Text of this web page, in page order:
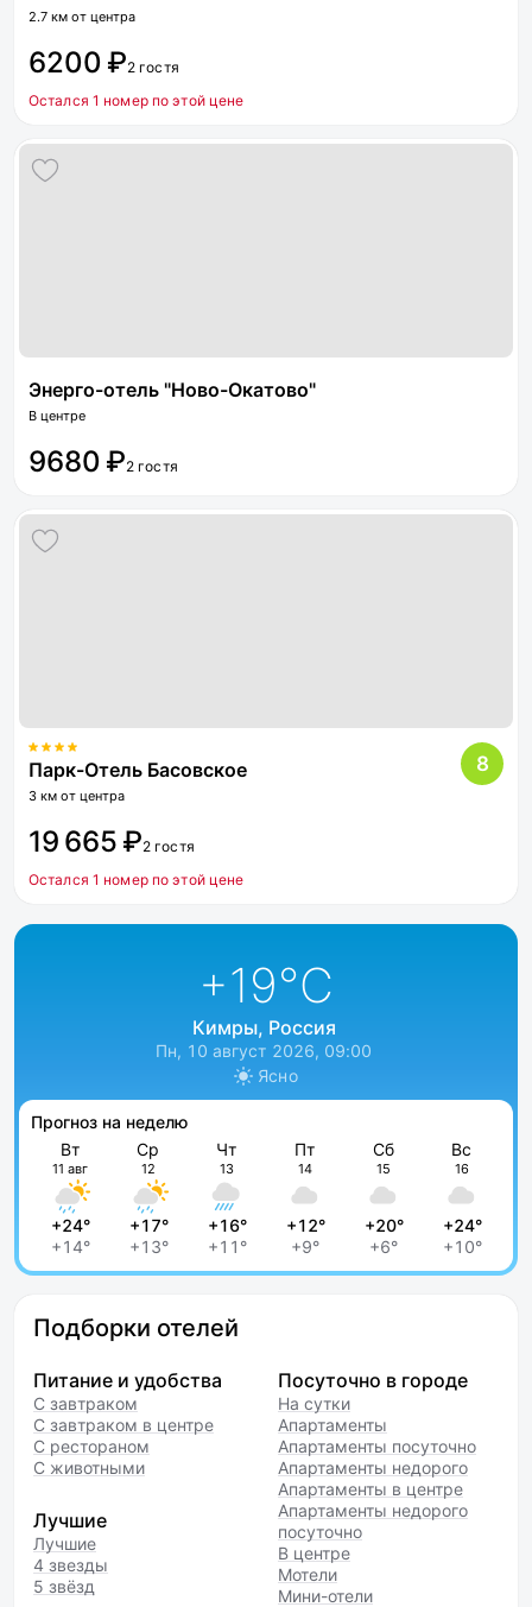
2.7 км от центра
6200 ₽2 гостя
Остался 1 номер по этой цене
Энерго-отель "Ново-Окатово"
В центре
9680 ₽2 гостя
Парк-Отель Басовское
3 км от центра
8
19 665 ₽2 гостя
Остался 1 номер по этой цене
+19°C
Кимры, Россия
Пн, 10 август 2026, 09:00
Ясно
Прогноз на неделю
Вт
11 авг
+24°
+14°
Ср
12
+17°
+13°
Чт
13
+16°
+11°
Пт
14
+12°
+9°
Сб
15
+20°
+6°
Вс
16
+24°
+10°
Подборки отелей
Питание и удобства
С завтраком
С завтраком в центре
С рестораном
С животными
Лучшие
Лучшие
4 звезды
5 звёзд
Посуточно в городе
На сутки
Апартаменты
Апартаменты посуточно
Апартаменты недорого
Апартаменты в центре
Апартаменты недорого
посуточно
В центре
Мотели
Мини-отели